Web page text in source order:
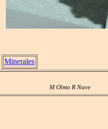
Minerales
M Olmo R Nave